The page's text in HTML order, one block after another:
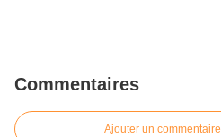
Commentaires
Ajouter un commentaire